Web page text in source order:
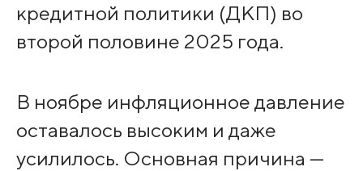
кредитной политики (ДКП) во
второй половине 2025 года.
В ноябре инфляционное давление
оставалось высоким и даже
усилилось. Основная причина —